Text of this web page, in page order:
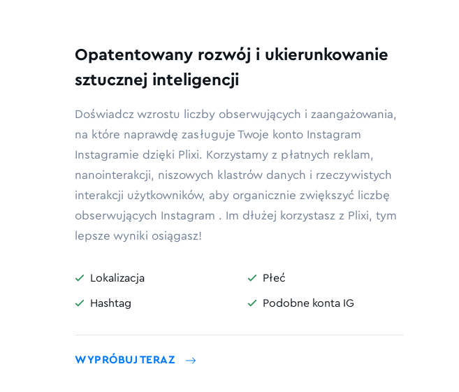
Opatentowany rozwój i ukierunkowanie
sztucznej inteligencji
Doświadcz wzrostu liczby obserwujących i zaangażowania,
na które naprawdę zasługuje Twoje konto Instagram
Instagramie dzięki Plixi. Korzystamy z płatnych reklam,
nanointerakcji, niszowych klastrów danych i rzeczywistych
interakcji użytkowników, aby organicznie zwiększyć liczbę
obserwujących Instagram . Im dłużej korzystasz z Plixi, tym
lepsze wyniki osiągasz!
 Lokalizacja
 Hashtag
 Płeć
 Podobne konta IG
WYPRÓBUJ TERAZ